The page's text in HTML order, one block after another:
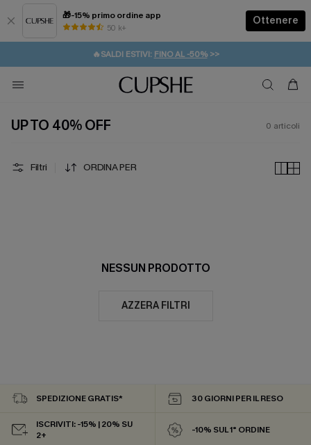
🎁-15% primo ordine app
50 k+
Ottenere
⚡️-15% SUGLI ESSENZIALI DA VACANZA | ACQUISTA
🔥SALDI ESTIVI: FINO AL -50%>>
🚚SPEDIZIONE GRATUITA DA 49€
💌REGALO PER I NUOVI: 20% DI SCONTO*
UP TO 40% OFF 0 articoli
Filtri ORDINA PER
NESSUN PRODOTTO
AZZERA FILTRI
SPEDIZIONE GRATIS* 30 GIORNI PER IL RESO
ISCRIVITI: -15% | 20% SU
2+
-10% SUL 1° ORDINE